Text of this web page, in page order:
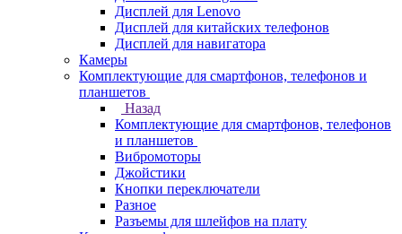
Дисплей для Lenovo
Дисплей для китайских телефонов
Дисплей для навигатора
Камеры
Комплектующие для смартфонов, телефонов и
планшетов
Назад
Комплектующие для смартфонов, телефонов
и планшетов
Вибромоторы
Джойстики
Кнопки переключатели
Разное
Разъемы для шлейфов на плату